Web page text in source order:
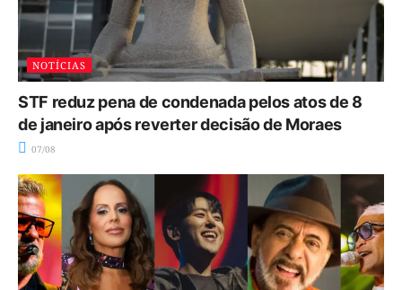
NOTÍCIAS
STF reduz pena de condenada pelos atos de 8
de janeiro após reverter decisão de Moraes
07/08